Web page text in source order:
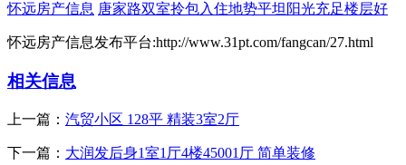
怀远房产信息 唐家路双室拎包入住地势平坦阳光充足楼层好
怀远房产信息发布平台:http://www.31pt.com/fangcan/27.html
相关信息
上一篇： 汽贸小区 128平 精装3室2厅
下一篇： 大润发后身1室1厅4楼45001厅 简单装修